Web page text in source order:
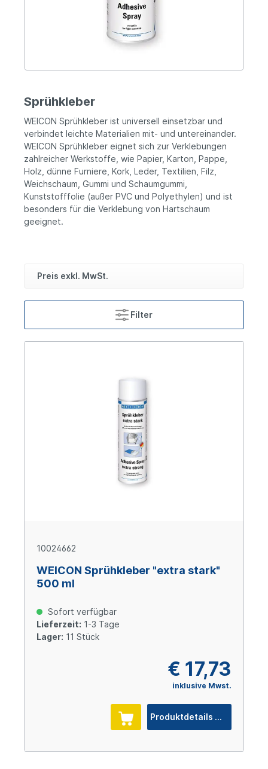
Sprühkleber
WEICON Sprühkleber ist universell einsetzbar und
verbindet leichte Materialien mit- und untereinander.
WEICON Sprühkleber eignet sich zur Verklebungen
zahlreicher Werkstoffe, wie Papier, Karton, Pappe,
Holz, dünne Furniere, Kork, Leder, Textilien, Filz,
Weichschaum, Gummi und Schaumgummi,
Kunststofffolie (außer PVC und Polyethylen) und ist
besonders für die Verklebung von Hartschaum
geeignet.
Preis exkl. MwSt.
Filter
10024662
WEICON Sprühkleber "extra stark"
500 ml
Sofort verfügbar
Lieferzeit: 1-3 Tage
Lager: 11 Stück
€ 17,73
inklusive Mwst.
Produktdetails